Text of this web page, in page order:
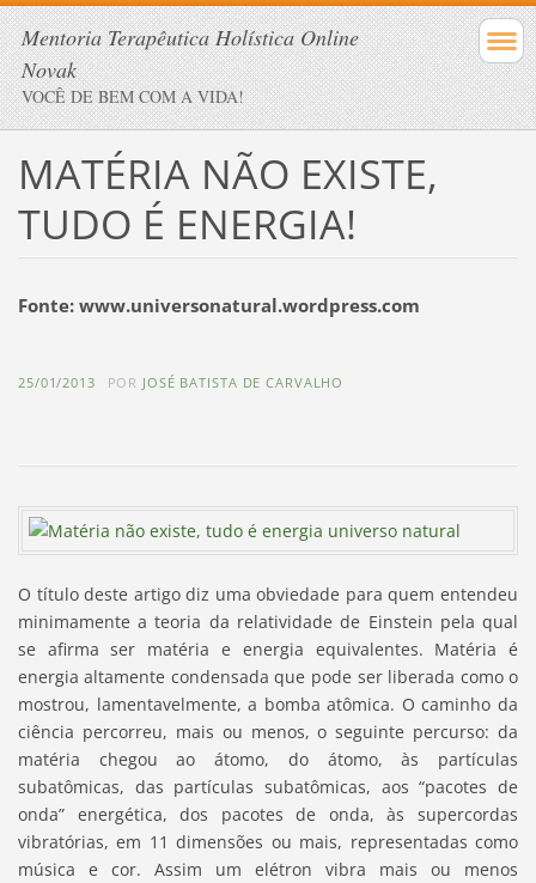
Mentoria Terapêutica Holística Online
Novak
VOCÊ DE BEM COM A VIDA!
MATÉRIA NÃO EXISTE,
TUDO É ENERGIA!
Fonte: www.universonatural.wordpress.com
25/01/2013 POR JOSÉ BATISTA DE CARVALHO
O título deste artigo diz uma obviedade para quem entendeu
minimamente a teoria da relatividade de Einstein pela qual
se afirma ser matéria e energia equivalentes. Matéria é
energia altamente condensada que pode ser liberada como o
mostrou, lamentavelmente, a bomba atômica. O caminho da
ciência percorreu, mais ou menos, o seguinte percurso: da
matéria chegou ao átomo, do átomo, às partículas
subatômicas, das partículas subatômicas, aos “pacotes de
onda” energética, dos pacotes de onda, às supercordas
vibratórias, em 11 dimensões ou mais, representadas como
música e cor. Assim um elétron vibra mais ou menos